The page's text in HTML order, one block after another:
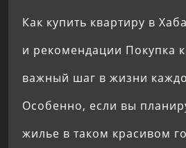
Как купить квартиру в
и рекомендации Покупка
важный шаг в жизни
Особенно, если вы
жилье в таком красивом